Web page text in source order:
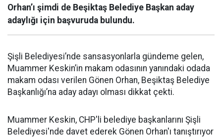
Orhan’ı şimdi de Beşiktaş Belediye Başkan aday
adaylığı için başvuruda bulundu.
Şişli Belediyesi’nde sansasyonlarla gündeme gelen,
Muammer Keskin’in makam odasının yanındaki odada
makam odası verilen Gönen Orhan, Beşiktaş Belediye
Başkanlığı’na aday adayı olması dikkat çekti.
Muammer Keskin, CHP'li belediye başkanlarını Şişli
Belediyesi'nde davet ederek Gönen Orhan'ı tanıştırıyor